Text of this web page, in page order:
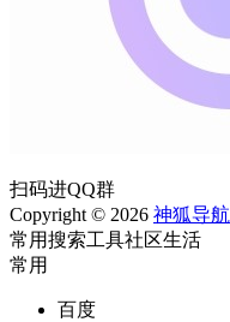
扫码进QQ群
Copyright © 2026 神狐导航
常用搜索工具社区生活
常用
百度